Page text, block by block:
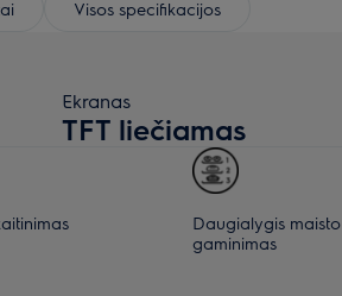
Visos specifikacijos
Ekranas
TFT liečiamas
Daugialygis maisto
gaminimas